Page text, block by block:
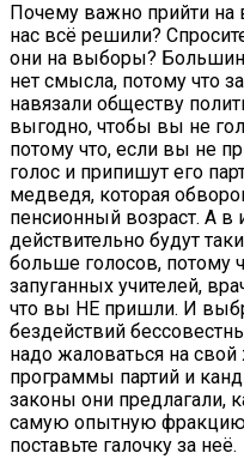
Почему важно прийти на
нас всё решили?
они на выборы?
нет смысла, потому что
навязали обществу
выгодно, чтобы вы не
потому что, если вы не
голос и припишут его
медведя, которая
пенсионный возраст. А в
действительно будут
больше голосов, потому
запуганных учителей,
что вы НЕ пришли. И
бездействий
надо жаловаться на
программы партий и
законы они предлагали,
самую опытную
поставьте галочку за неё.